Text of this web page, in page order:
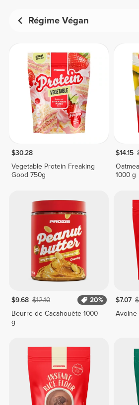
Régime Végan
$30.28
Vegetable Protein Freaking
Good 750g
$14.15
1000 g
$9.68 $12.10
20%
Beurre de Cacahouète 1000
g
$7.07
Avoine